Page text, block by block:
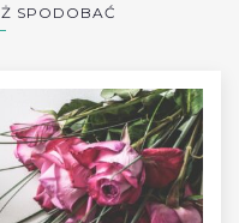
SPODOBAĆ